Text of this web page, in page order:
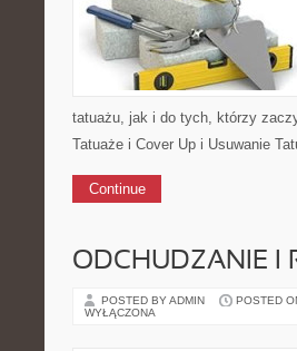
tatuażu, jak i do tych, którzy
Tatuaże i Cover Up i Usuwanie
Continue
ODCHUDZANIE I
POSTED BY ADMIN POSTED
WYŁĄCZONA